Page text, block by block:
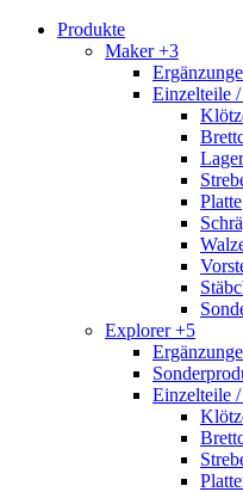
Produkte
Maker +3
Einzelteile
Platte
Explorer +5
Einzelteile